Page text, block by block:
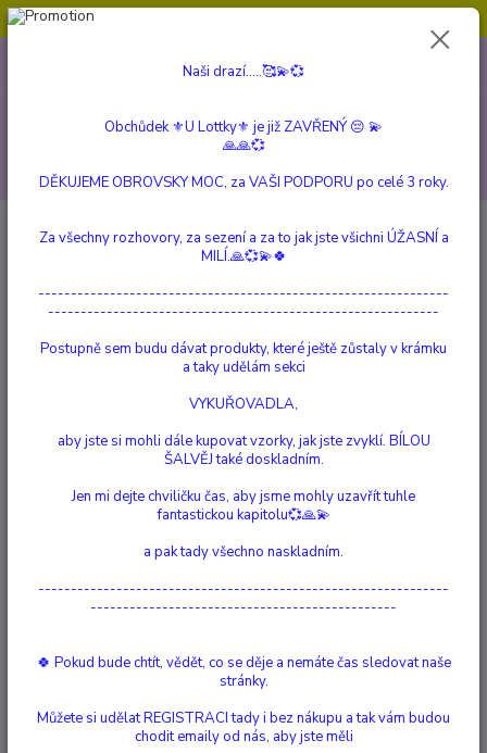
CZK
Pohlednice Dva Přátelé
Ohodnotit produkt
Tento produkt se skládá z pohlednice, náramku a obálky. Materiál karty
je 300 gramů špinavě bílého matného papíru. Rozměry karty jsou 74 x
105 cm (A7). Náramek je vyroben z nitě z bavlněného vosku a ručně
citátem "Spolu je moj...celý popis
Naši drazí.....🥰💫💞
Obchůdek ⚜️U Lottky⚜️ je již ZAVŘENÝ 😔 💫
🙏🙏💞
DĚKUJEME OBROVSKY MOC, za VAŠI PODPORU po celé 3 roky.
Za všechny rozhovory, za sezení a za to jak jste všichni ÚŽASNÍ a
MILÍ.🙏💞💫🍀
---------------------------------------------------------------
------------------------------------------------------------
Postupně sem budu dávat produkty, které ještě zůstaly v krámku
a taky udělám sekci
VYKUŘOVADLA,
aby jste si mohli dále kupovat vzorky, jak jste zvyklí. BÍLOU
ŠALVĚJ také doskladním.
Jen mi dejte chviličku čas, aby jsme mohly uzavřít tuhle
fantastickou kapitolu💞🙏💫
a pak tady všechno naskladním.
---------------------------------------------------------------
-----------------------------------------------
🍀 Pokud bude chtít, vědět, co se děje a nemáte čas sledovat naše
stránky.
Můžete si udělat REGISTRACI tady i bez nákupu a tak vám budou
chodit emaily od nás, aby jste měli